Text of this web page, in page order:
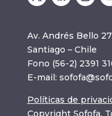
Av. Andrés Bello
Santiago – Chile
Fono (56-2) 2391
E-mail:
Políticas de